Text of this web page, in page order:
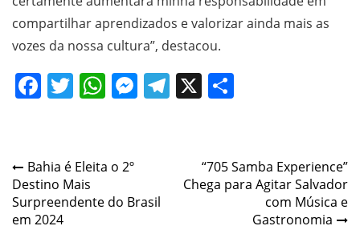
compartilhar aprendizados e valorizar ainda mais as
vozes da nossa cultura”, destacou.
Facebook
Twitter
WhatsApp
Messenger
Telegram
X
Post
navigation
Bahia é Eleita o 2º
Destino Mais
Surpreendente do Brasil
em 2024
“705 Samba Experience”
Chega para Agitar Salvador
com Música e
Gastronomia